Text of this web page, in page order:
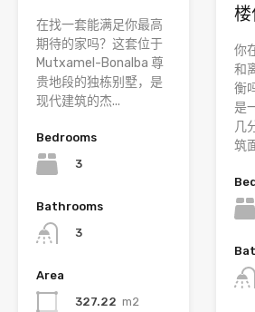
在找一套能满足你最高
期待的家吗？这套位于
Mutxamel-Bonalba 尊
贵地段的独栋别墅，是
现代建筑的杰...
Bedrooms
3
Bathrooms
3
Area
327.22 m2
楼
你
和
衡
是
几
筑